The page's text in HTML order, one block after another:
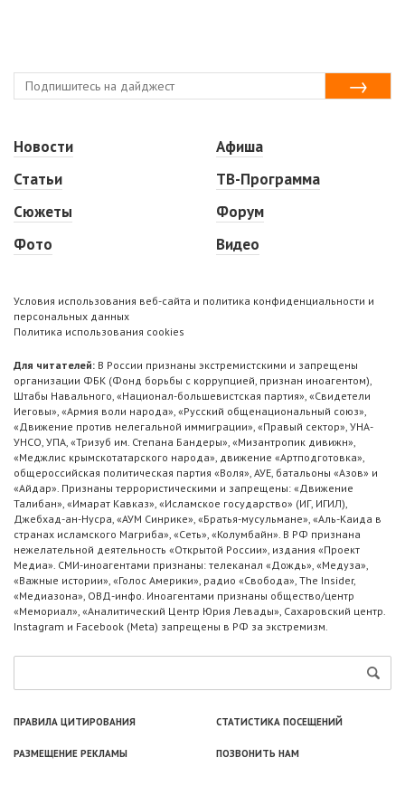
Новости
Статьи
Сюжеты
Фото
Афиша
ТВ-Программа
Форум
Видео
Условия использования веб-сайта и политика конфиденциальности и
персональных данных
Политика использования cookies
Для читателей: В России признаны экстремистскими и запрещены
организации ФБК (Фонд борьбы с коррупцией, признан иноагентом),
Штабы Навального, «Национал-большевистская партия», «Свидетели
Иеговы», «Армия воли народа», «Русский общенациональный союз»,
«Движение против нелегальной иммиграции», «Правый сектор», УНА-
УНСО, УПА, «Тризуб им. Степана Бандеры», «Мизантропик дивижн»,
«Меджлис крымскотатарского народа», движение «Артподготовка»,
общероссийская политическая партия «Воля», АУЕ, батальоны «Азов» и
«Айдар». Признаны террористическими и запрещены: «Движение
Талибан», «Имарат Кавказ», «Исламское государство» (ИГ, ИГИЛ),
Джебхад-ан-Нусра, «АУМ Синрике», «Братья-мусульмане», «Аль-Каида в
странах исламского Магриба», «Сеть», «Колумбайн». В РФ признана
нежелательной деятельность «Открытой России», издания «Проект
Медиа». СМИ-иноагентами признаны: телеканал «Дождь», «Медуза»,
«Важные истории», «Голос Америки», радио «Свобода», The Insider,
«Медиазона», ОВД-инфо. Иноагентами признаны общество/центр
«Мемориал», «Аналитический Центр Юрия Левады», Сахаровский центр.
Instagram и Facebook (Metа) запрещены в РФ за экстремизм.
ПРАВИЛА ЦИТИРОВАНИЯ СТАТИСТИКА ПОСЕЩЕНИЙ
РАЗМЕЩЕНИЕ РЕКЛАМЫ ПОЗВОНИТЬ НАМ